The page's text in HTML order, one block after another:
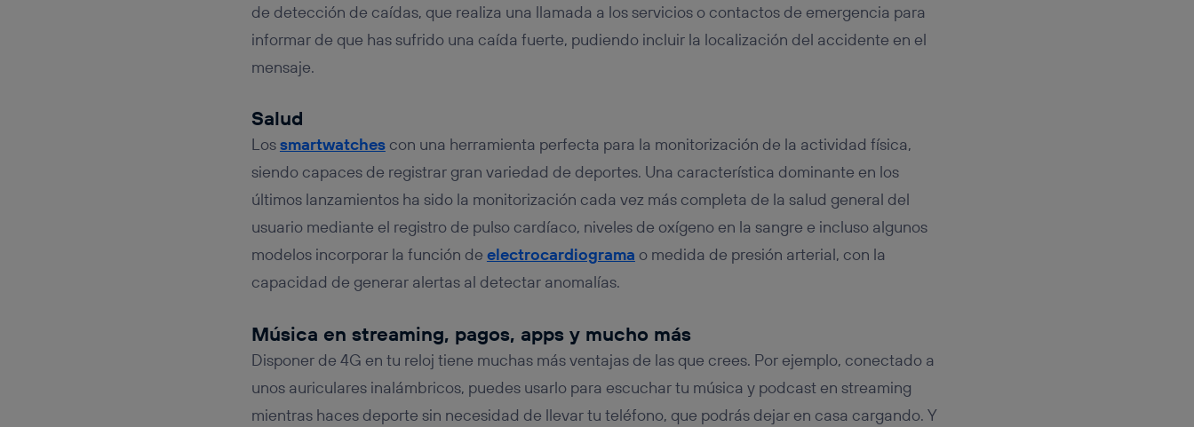
de detección de caídas, que realiza una llamada a los servicios o contactos de emergencia para
informar de que has sufrido una caída fuerte, pudiendo incluir la localización del accidente en el
mensaje.
Salud
Lossmartwatchescon una herramienta perfecta para la monitorización de la actividad física,
siendo capaces de registrar gran variedad de deportes. Una característica dominante en los
últimos lanzamientos ha sido la monitorización cada vez más completa de la salud general del
usuario mediante el registro de pulso cardíaco, niveles de oxígeno en la sangre e incluso algunos
modelos incorporar la función de electrocardiograma o medida de presión arterial, con la
capacidad de generar alertas al detectar anomalías.
Música en streaming, pagos, apps y mucho más
Disponer de 4G en tu reloj tiene muchas más ventajas de las que crees. Por ejemplo, conectado a
unos auriculares inalámbricos, puedes usarlo para escuchar tu música y podcast en streaming
mientras haces deporte sin necesidad de llevar tu teléfono, que podrás dejar en casa cargando. Y